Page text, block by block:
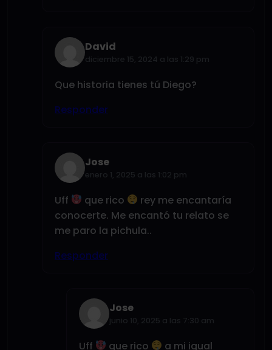
David
diciembre 15, 2024 a las 1:29 pm
Que historia tienes tú Diego?
Responder
Jose
enero 1, 2025 a las 1:02 pm
Uff que rico
rey me encantaría
conocerte. Me encantó tu relato se
me paro la pichula..
Responder
Jose
junio 10, 2025 a las 7:30 am
Uff que rico a mi igual